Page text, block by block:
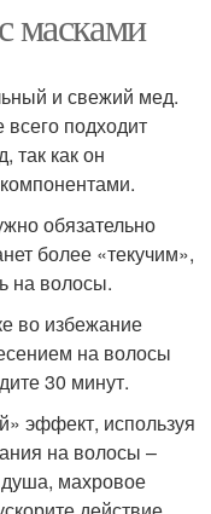
масками
и свежий мед.
подходит
так как он
обязательно
более «текучим»,
на волосы.
во избежание
на волосы
30 минут.
эффект, используя
на волосы –
махровое